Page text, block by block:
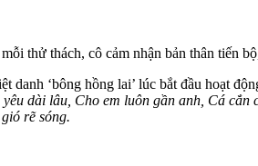
thử thách, cô cảm nhận bản thân tiến
‘bông hồng lai’ lúc bắt đầu hoạt
dài lâu, Cho em luôn gần anh, Cá cắn
rẽ sóng.